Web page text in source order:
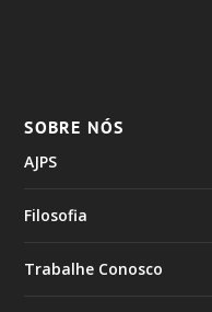
SOBRE NÓS
AJPS
Filosofia
Trabalhe Conosco